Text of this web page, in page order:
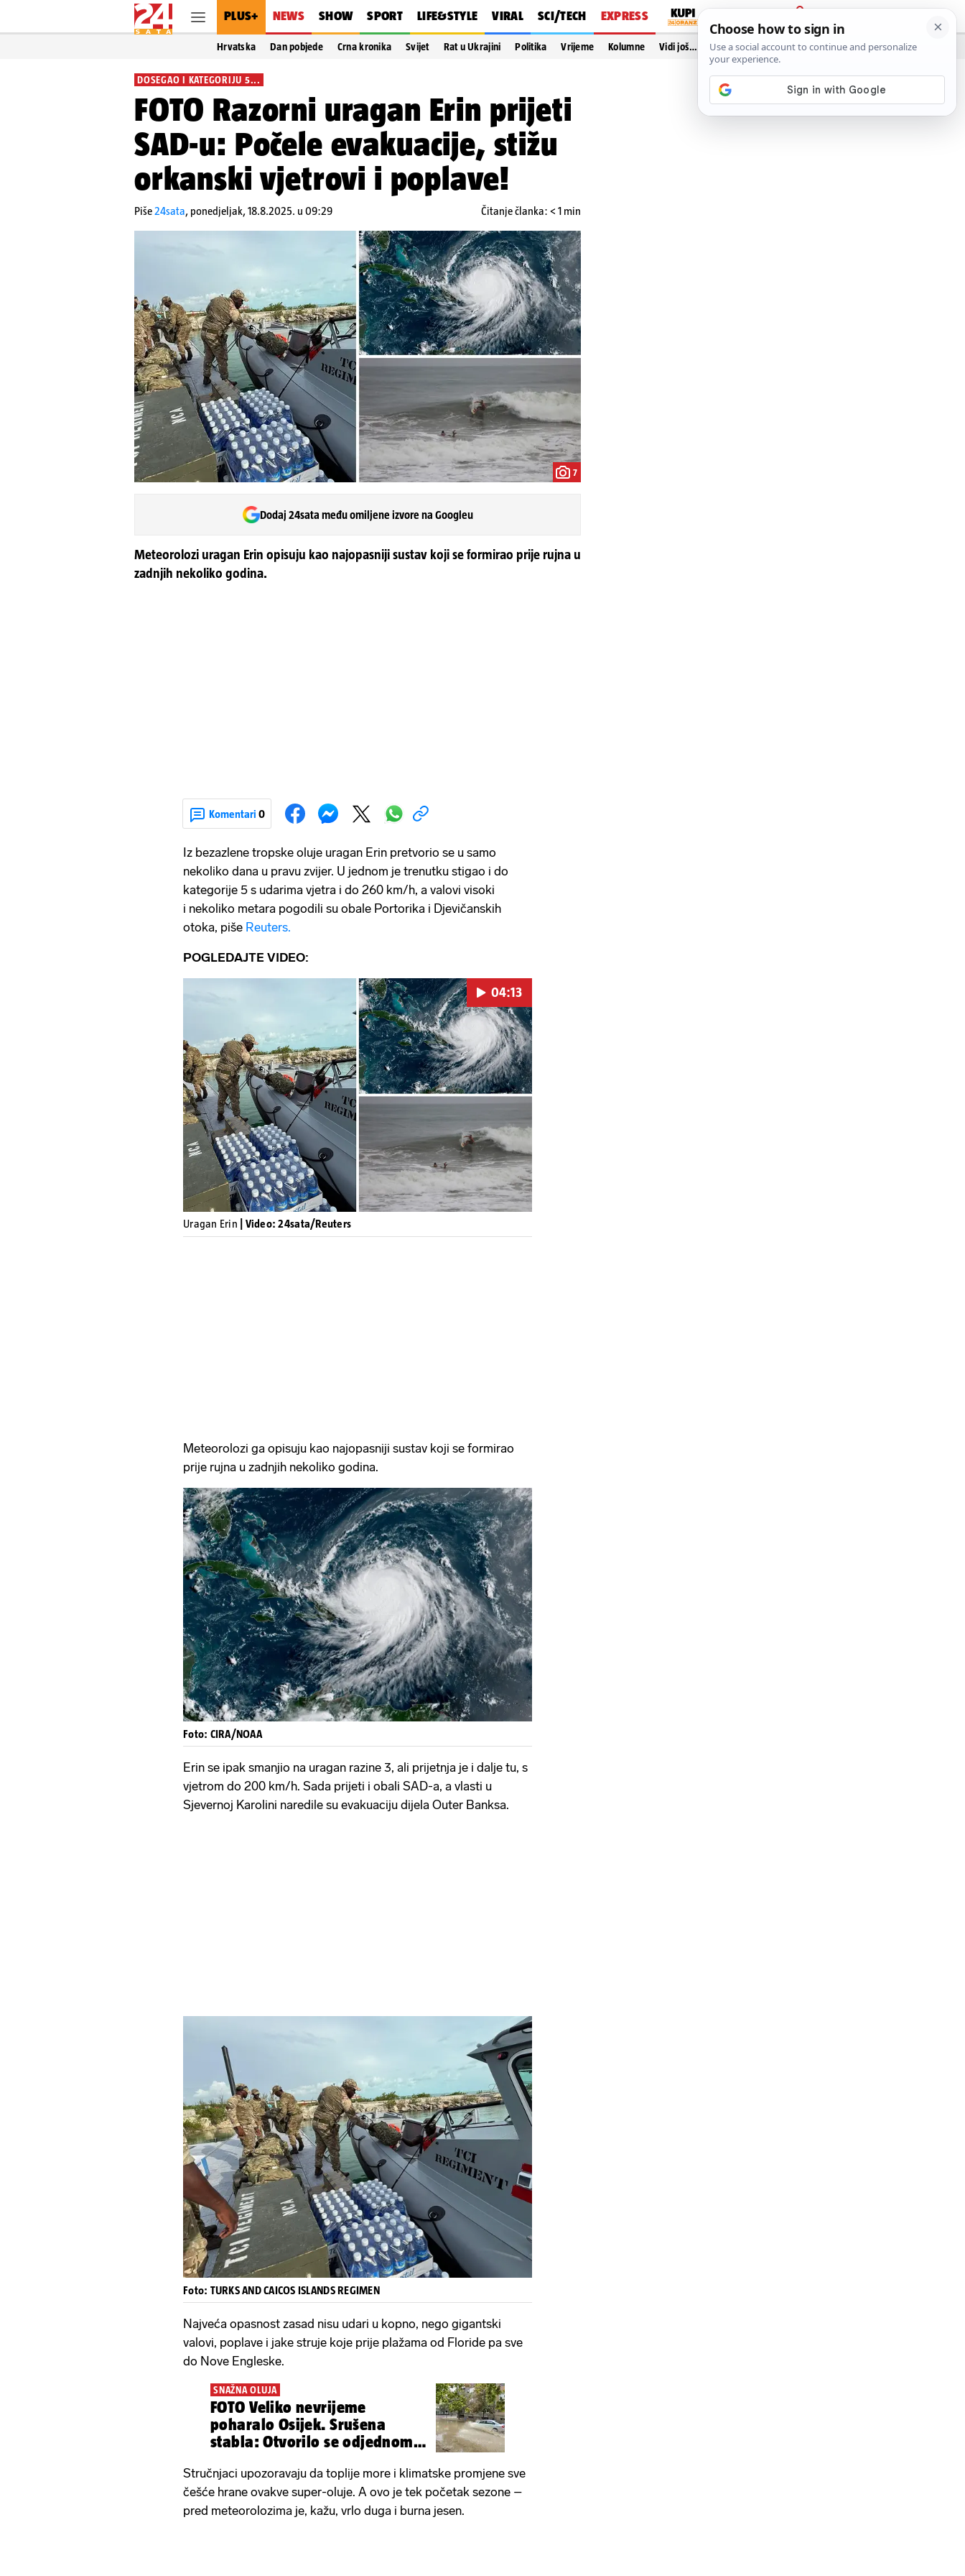
PLUS+ NEWS SHOW SPORT LIFE&STYLE VIRAL SCI/TECH EXPRESS
PRIJAVA
Hrvatska Dan pobjede Crna kronika Svijet Rat u Ukrajini Politika Vrijeme Kolumne Vidi još…
DOSEGAO I KATEGORIJU 5...
FOTO Razorni uragan Erin prijeti
SAD-u: Počele evakuacije, stižu
orkanski vjetrovi i poplave!
Piše24sata, ponedjeljak, 18.8.2025. u 09:29 Čitanje članka: < 1 min
7
Dodaj 24sata među omiljene izvore na Googleu
Meteorolozi uragan Erin opisuju kao najopasniji sustav koji se formirao prije rujna u
zadnjih nekoliko godina.
Komentari 0
Iz bezazlene tropske oluje uragan Erin pretvorio se u samo
nekoliko dana u pravu zvijer. U jednom je trenutku stigao i do
kategorije 5 s udarima vjetra i do 260 km/h, a valovi visoki
i nekoliko metara pogodili su obale Portorika i Djevičanskih
otoka, piše Reuters.
POGLEDAJTE VIDEO:
Pokretanje videa...
04:13
Uragan Erin | Video: 24sata/Reuters
Meteorolozi ga opisuju kao najopasniji sustav koji se formirao
prije rujna u zadnjih nekoliko godina.
Foto: CIRA/NOAA
Erin se ipak smanjio na uragan razine 3, ali prijetnja je i dalje tu, s
vjetrom do 200 km/h. Sada prijeti i obali SAD-a, a vlasti u
Sjevernoj Karolini naredile su evakuaciju dijela Outer Banksa.
Foto: TURKS AND CAICOS ISLANDS REGIMEN
Najveća opasnost zasad nisu udari u kopno, nego gigantski
valovi, poplave i jake struje koje prije plažama od Floride pa sve
do Nove Engleske.
SNAŽNA OLUJA
FOTO Veliko nevrijeme
poharalo Osijek. Srušena
stabla: Otvorilo se odjednom
Stručnjaci upozoravaju da toplije more i klimatske promjene sve
češće hrane ovakve super-oluje. A ovo je tek početak sezone –
pred meteorolozima je, kažu, vrlo duga i burna jesen.